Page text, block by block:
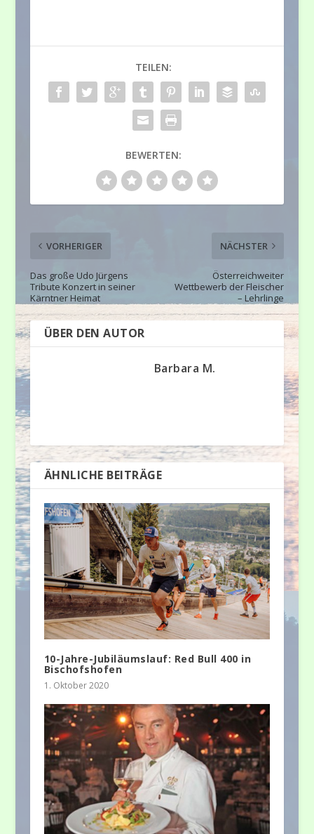
TEILEN:
BEWERTEN:
VORHERIGER
Das große Udo Jürgens
Tribute Konzert in seiner
Kärntner Heimat
NÄCHSTER
Österreichweiter
Wettbewerb der Fleischer
– Lehrlinge
ÜBER DEN AUTOR
Barbara M.
ÄHNLICHE BEITRÄGE
10-Jahre-Jubiläumslauf: Red Bull 400 in
Bischofshofen
1. Oktober 2020